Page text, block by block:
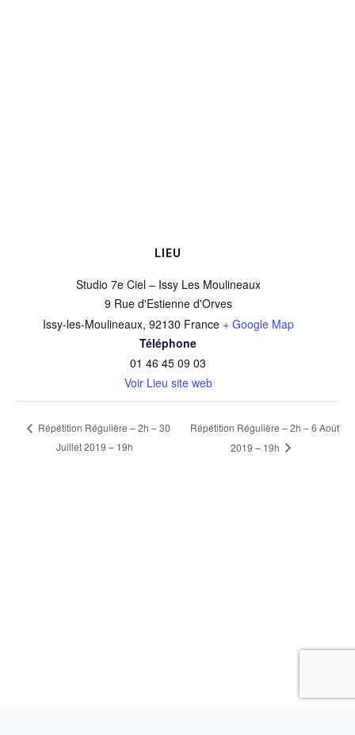
LIEU
Studio 7e Ciel – Issy Les Moulineaux
9 Rue d'Estienne d'Orves
Issy-les-Moulineaux, 92130 France + Google Map
Téléphone
01 46 45 09 03
Voir Lieu site web
Répétition Régulière – 2h – 30
Juillet 2019 – 19h
Répétition Régulière – 2h – 6 Août
2019 – 19h